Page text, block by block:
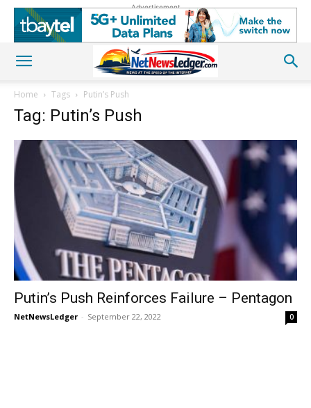
Advertisement
Home Tags Putin’s Push
Tag: Putin’s Push
Putin’s Push Reinforces Failure – Pentagon
NetNewsLedger - September 22, 2022 0